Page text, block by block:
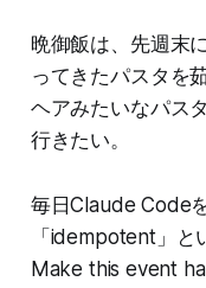
晩御飯は、先週末
ってきたパスタを
ヘアみたいなパス
行きたい。
毎日Claude Code
「idempotent」と
Make this event